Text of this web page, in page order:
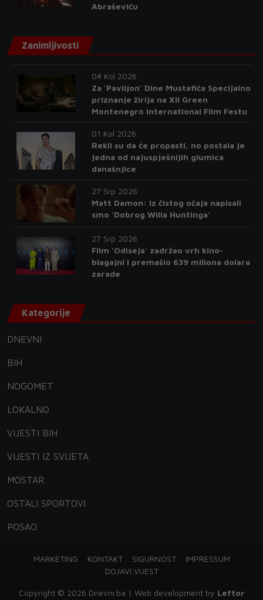
Abraševiću
Zanimljivosti
04 Kol 2026
Za 'Paviljon' Dine Mustafića Specijalno
priznanje žirija na XII Green
Montenegro International Film Festu
01 Kol 2026
Rekli su da će propasti, no postala je
jedna od najuspješnijih glumica
današnjice
27 Srp 2026
Matt Damon: Iz čistog očaja napisali
smo 'Dobrog Willa Huntinga'
27 Srp 2026
Film 'Odiseja' zadržao vrh kino-
blagajni i premašio 639 miliona dolara
zarade
Kategorije
DNEVNI
BIH
NOGOMET
LOKALNO
VIJESTI BIH
VIJESTI IZ SVIJETA
MOSTAR
OSTALI SPORTOVI
POSAO
MARKETING KONTAKT SIGURNOST
IMPRESSUM
DOJAVI VIJEST
Copyright © 2026 Dnevni.ba | Web development by Leftor